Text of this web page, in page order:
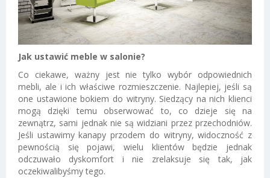
Jak ustawić meble w salonie?
Co ciekawe, ważny jest nie tylko wybór odpowiednich
mebli, ale i ich właściwe rozmieszczenie. Najlepiej, jeśli są
one ustawione bokiem do witryny. Siedzący na nich klienci
mogą dzięki temu obserwować to, co dzieje się na
zewnątrz, sami jednak nie są widziani przez przechodniów.
Jeśli ustawimy kanapy przodem do witryny, widoczność z
pewnością się pojawi, wielu klientów będzie jednak
odczuwało dyskomfort i nie zrelaksuje się tak, jak
oczekiwalibyśmy tego.